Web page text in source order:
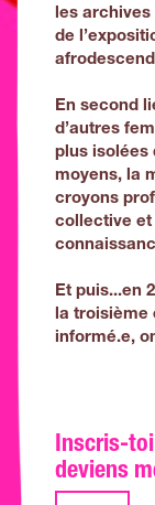
les archives
de
En second
d’autres
plus isolées
moyens, la
croyons
collective
Et puis...en
la troisième
informé.e,
Inscris-
deviens